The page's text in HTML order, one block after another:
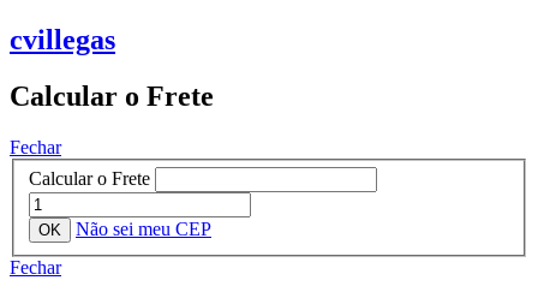
cvillegas
Calcular o Frete
Fechar
Calcular o Frete
Não sei meu CEP
Fechar